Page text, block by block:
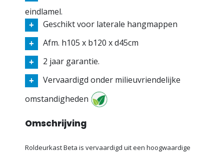
eindlamel.
Geschikt voor laterale hangmappen
Afm. h105 x b120 x d45cm
2 jaar garantie.
Vervaardigd onder milieuvriendelijke
omstandigheden
Omschrijving
Roldeurkast Beta is vervaardigd uit een hoogwaardige